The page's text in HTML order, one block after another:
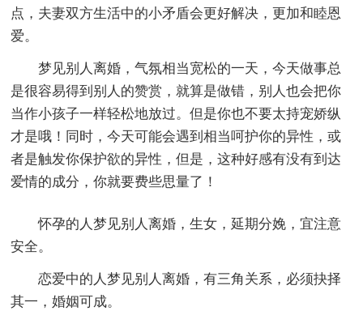
点，夫妻双方生活中的小矛盾会更好解决，更加和睦恩
爱。
梦见别人离婚，气氛相当宽松的一天，今天做事总
是很容易得到别人的赞赏，就算是做错，别人也会把你
当作小孩子一样轻松地放过。但是你也不要太持宠娇纵
才是哦！同时，今天可能会遇到相当呵护你的异性，或
者是触发你保护欲的异性，但是，这种好感有没有到达
爱情的成分，你就要费些思量了！
怀孕的人梦见别人离婚，生女，延期分娩，宜注意
安全。
恋爱中的人梦见别人离婚，有三角关系，必须抉择
其一，婚姻可成。